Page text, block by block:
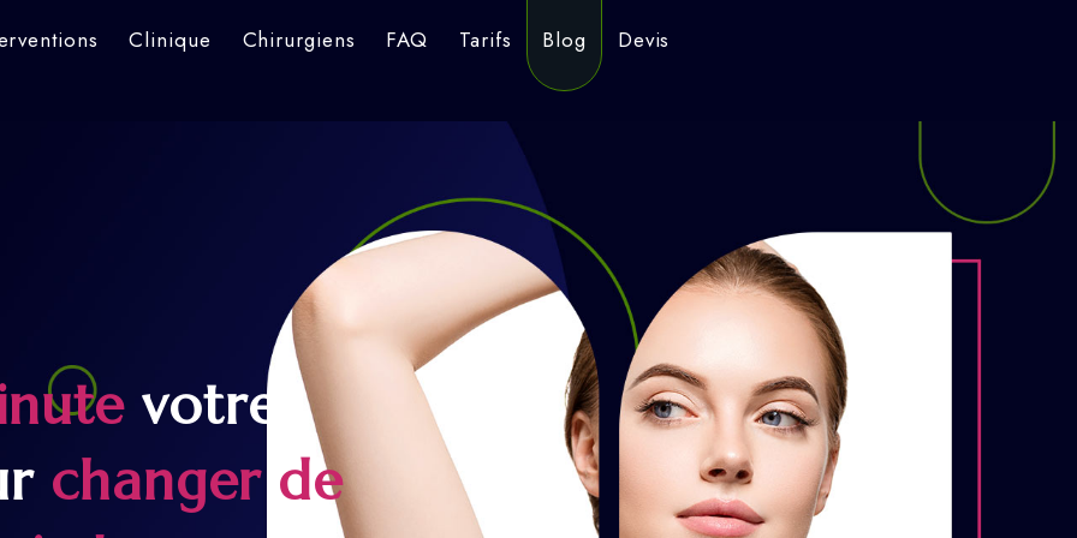
Clinique Chirurgiens FAQ Tarifs Blog Devis
votre
changer de